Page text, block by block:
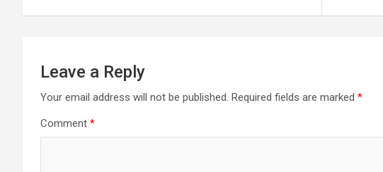
Leave a Reply
Your email address will not be published. Required fields are marked *
Comment *